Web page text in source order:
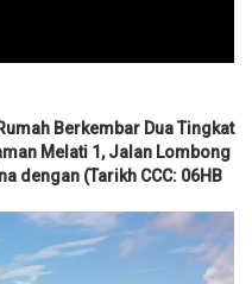
Berkembar Dua Tingkat
Melati 1, Jalan Lombong
dengan (Tarikh CCC: 06HB